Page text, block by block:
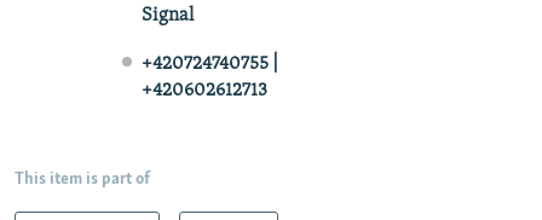
Signal
+420724740755 |
+420602612713
This item is part of